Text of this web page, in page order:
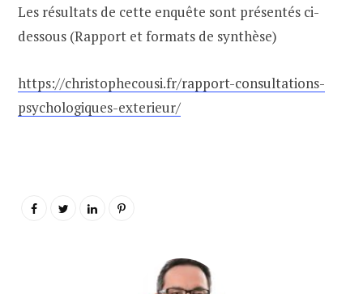
Les résultats de cette enquête sont présentés ci-
dessous (Rapport et formats de synthèse)
https://christophecousi.fr/rapport-consultations-
psychologiques-exterieur/